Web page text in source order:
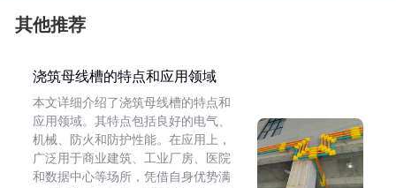
其他推荐
浇筑母线槽的特点和应用领域
本文详细介绍了浇筑母线槽的特点和
应用领域。其特点包括良好的电气、
机械、防火和防护性能。在应用上，
广泛用于商业建筑、工业厂房、医院
和数据中心等场所，凭借自身优势满